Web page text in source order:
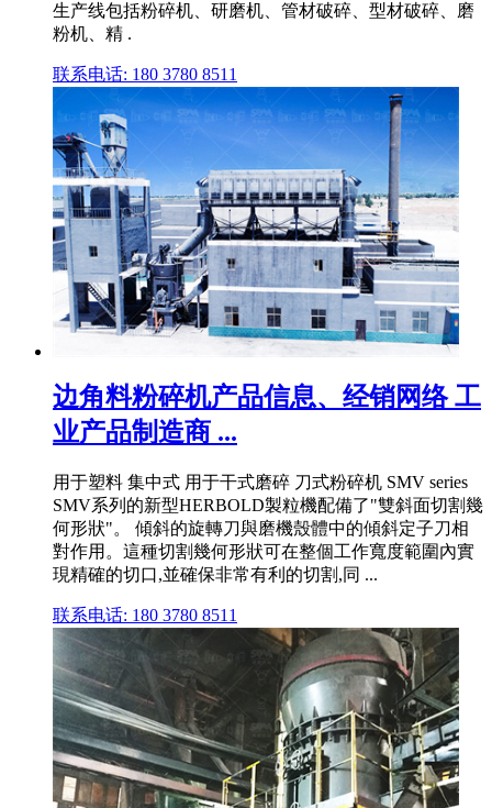
生产线包括粉碎机、研磨机、管材破碎、型材破碎、磨
粉机、精 .
联系电话: 180 3780 8511
边角料粉碎机产品信息、经销网络 工
业产品制造商 ...
用于塑料 集中式 用于干式磨碎 刀式粉碎机 SMV series
SMV系列的新型HERBOLD製粒機配備了"雙斜面切割幾
何形狀"。 傾斜的旋轉刀與磨機殼體中的傾斜定子刀相
對作用。這種切割幾何形狀可在整個工作寬度範圍內實
現精確的切口,並確保非常有利的切割,同 ...
联系电话: 180 3780 8511